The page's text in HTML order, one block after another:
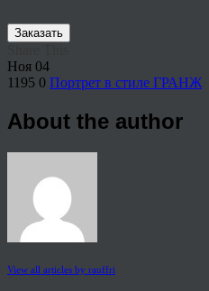
Заказать
Ноя 04
1195 0 Портрет в стиле ГРАНЖ
About the author
View all articles by rauffri